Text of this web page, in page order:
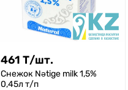
461 Т/шт.
Снежок Nәtige milk 1,5%
0,45л т/п